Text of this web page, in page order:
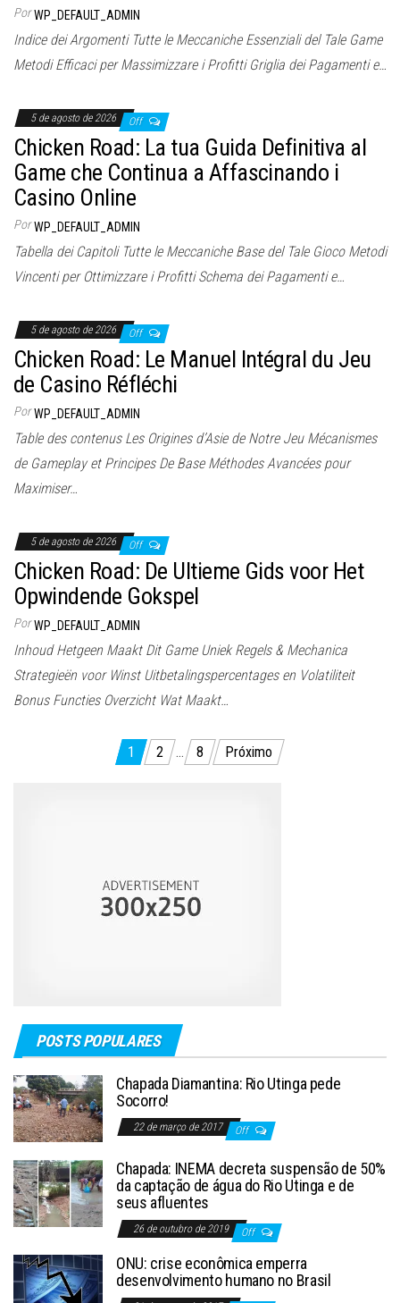
Por WP_DEFAULT_ADMIN
Indice dei Argomenti Tutte le Meccaniche Essenziali del Tale Game
Metodi Efficaci per Massimizzare i Profitti Griglia dei Pagamenti e…
5 de agosto de 2026 Off
Chicken Road: La tua Guida Definitiva al
Game che Continua a Affascinando i
Casino Online
Por WP_DEFAULT_ADMIN
Tabella dei Capitoli Tutte le Meccaniche Base del Tale Gioco Metodi
Vincenti per Ottimizzare i Profitti Schema dei Pagamenti e…
5 de agosto de 2026 Off
Chicken Road: Le Manuel Intégral du Jeu
de Casino Réfléchi
Por WP_DEFAULT_ADMIN
Table des contenus Les Origines d’Asie de Notre Jeu Mécanismes
de Gameplay et Principes De Base Méthodes Avancées pour
Maximiser…
5 de agosto de 2026 Off
Chicken Road: De Ultieme Gids voor Het
Opwindende Gokspel
Por WP_DEFAULT_ADMIN
Inhoud Hetgeen Maakt Dit Game Uniek Regels & Mechanica
Strategieën voor Winst Uitbetalingspercentages en Volatiliteit
Bonus Functies Overzicht Wat Maakt…
Paginação 1 2 … 8 Próximo
POSTS POPULARES
Chapada Diamantina: Rio Utinga pede
Socorro!
22 de março de 2017 Off
Chapada: INEMA decreta suspensão de 50%
da captação de água do Rio Utinga e de
seus afluentes
26 de outubro de 2019 Off
ONU: crise econômica emperra
desenvolvimento humano no Brasil